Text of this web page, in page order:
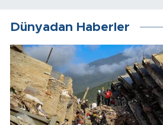
Dünyadan Haberler